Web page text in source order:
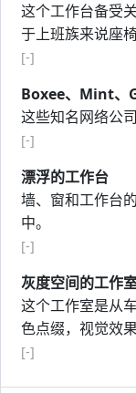
这个工作台备受
于上班族来说座
[-]
Boxee、Mint、
这些知名网络公
[-]
漂浮的工作台
墙、窗和工作台
中。
[-]
灰度空间的工作
这个工作室是从
色点缀，视觉效
[-]